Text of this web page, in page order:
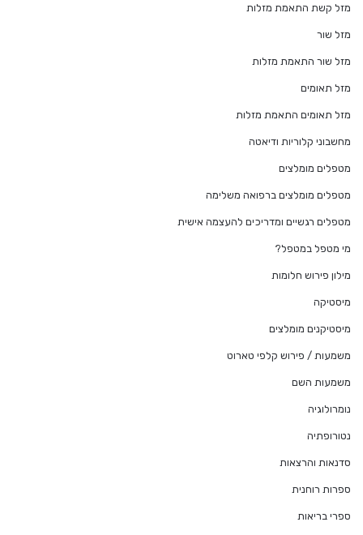
מזל קשת התאמת מזלות
מזל שור
מזל שור התאמת מזלות
מזל תאומים
מזל תאומים התאמת מזלות
מחשבוני קלוריות ודיאטה
מטפלים מומלצים
מטפלים מומלצים ברפואה משלימה
מטפלים רגשיים ומדריכים להעצמה אישית
מי מטפל במטפל?
מילון פירוש חלומות
מיסטיקה
מיסטיקנים מומלצים
משמעות / פירוש קלפי טארוט
משמעות השם
נומרולוגיה
נטורופתיה
סדנאות והרצאות
ספרות רוחנית
ספרי בריאות